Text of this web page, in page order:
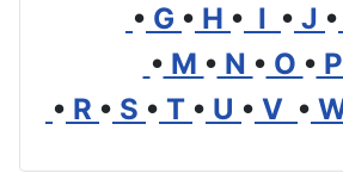
• G • H • I • J •
• M • N • O • P
• R • S • T • U • V •